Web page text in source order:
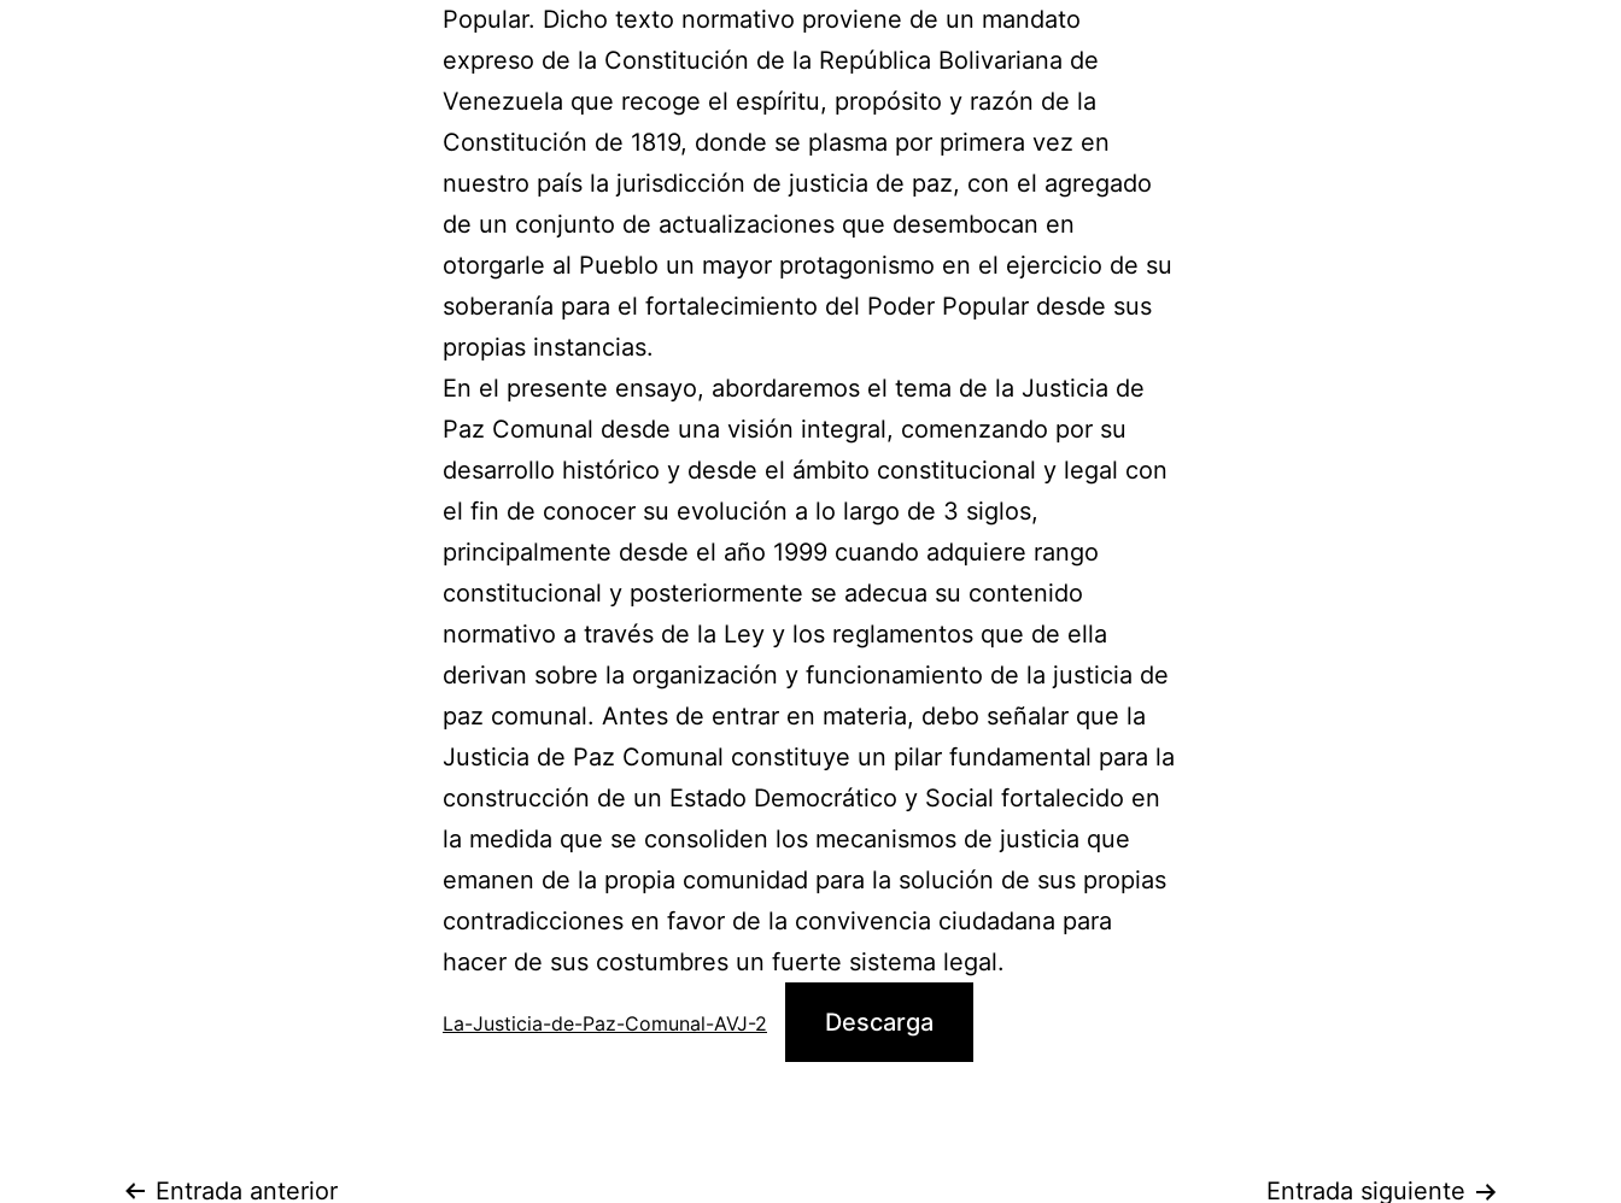
Popular. Dicho texto normativo proviene de un mandato
expreso de la Constitución de la República Bolivariana de
Venezuela que recoge el espíritu, propósito y razón de la
Constitución de 1819, donde se plasma por primera vez en
nuestro país la jurisdicción de justicia de paz, con el agregado
de un conjunto de actualizaciones que desembocan en
otorgarle al Pueblo un mayor protagonismo en el ejercicio de su
soberanía para el fortalecimiento del Poder Popular desde sus
propias instancias.
En el presente ensayo, abordaremos el tema de la Justicia de
Paz Comunal desde una visión integral, comenzando por su
desarrollo histórico y desde el ámbito constitucional y legal con
el fin de conocer su evolución a lo largo de 3 siglos,
principalmente desde el año 1999 cuando adquiere rango
constitucional y posteriormente se adecua su contenido
normativo a través de la Ley y los reglamentos que de ella
derivan sobre la organización y funcionamiento de la justicia de
paz comunal. Antes de entrar en materia, debo señalar que la
Justicia de Paz Comunal constituye un pilar fundamental para la
construcción de un Estado Democrático y Social fortalecido en
la medida que se consoliden los mecanismos de justicia que
emanen de la propia comunidad para la solución de sus propias
contradicciones en favor de la convivencia ciudadana para
hacer de sus costumbres un fuerte sistema legal.
La-Justicia-de-Paz-Comunal-AVJ-2 Descarga
Entrada anterior Entrada siguiente